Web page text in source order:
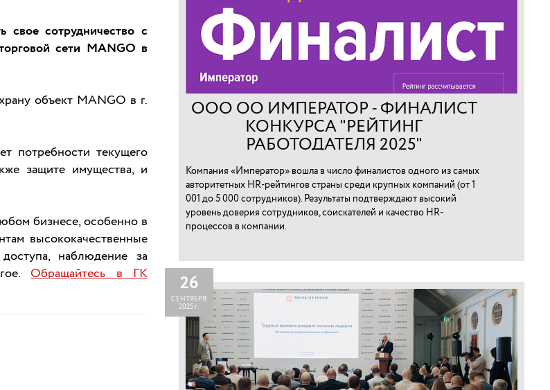
свое сотрудничество с
сети MANGO в
объект MANGO в г.
потребности текущего
защите имущества, и
бизнесе, особенно в
высококачественные
наблюдение за
Обращайтесь в ГК
ООО ОО ИМПЕРАТОР - ФИНАЛИСТ
КОНКУРСА "РЕЙТИНГ
РАБОТОДАТЕЛЯ 2025"
Компания «Император» вошла в число финалистов одного из самых
авторитетных HR-рейтингов страны среди крупных компаний (от 1
001 до 5 000 сотрудников). Результаты подтверждают высокий
уровень доверия сотрудников, соискателей и качество HR-
процессов в компании.
26
СЕНТЯБРЯ
2025 г.